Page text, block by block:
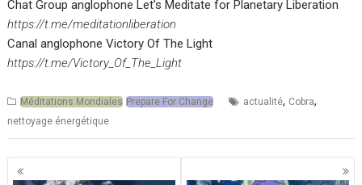
Chat Group anglophone Let’s Meditate for Planetary Liberation
https://t.me/meditationliberation
Canal anglophone Victory Of The Light
https://t.me/Victory_Of_The_Light
Méditations Mondiales Prepare For Change actualité, Cobra,
nettoyage énergétique
Navigation